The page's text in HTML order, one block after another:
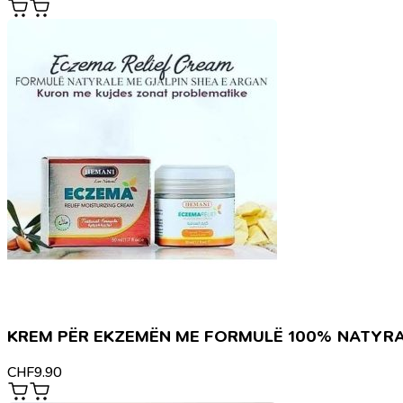
KREM PËR EKZEMËN ME FORMULË 100%
CHF9.90